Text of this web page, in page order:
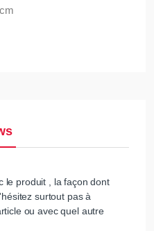
le produit , la façon dont
surtout pas à
ou avec quel autre